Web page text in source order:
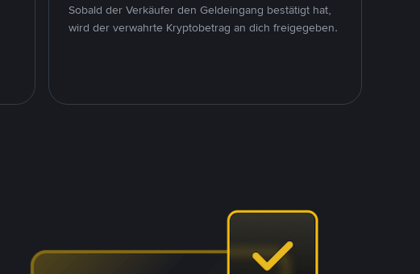
Sobald der Verkäufer den Geldeingang bestätigt hat,
wird der verwahrte Kryptobetrag an dich freigegeben.